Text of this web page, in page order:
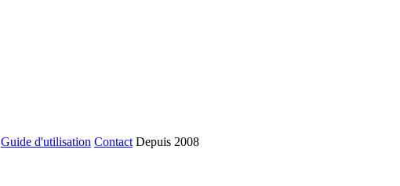
Guide d'utilisation Contact Depuis 2008